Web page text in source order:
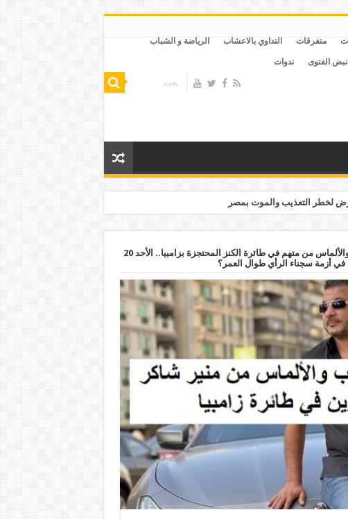
متفرقات التداوي بالاعشاب الرياضة و الشباب
نبض الفتوى ندوات
لخطر التعذيب والموت بمصر
السيسي تلقى هدايا من الذهب والألماس من متهم في طائرة الكنز المحتجزة بزامبيا.. الأحد 20